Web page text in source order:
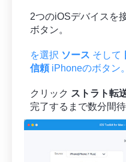
2つのiOSデバイスを
ボタン。
を選択 ソース そして
信頼iPhoneのボタン。
クリック ストラト転
完了するまで数分間待